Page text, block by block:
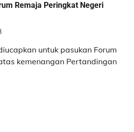
Remaja Peringkat Negeri
untuk pasukan Forum
kemenangan Pertandingan